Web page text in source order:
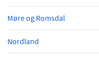
Møre og Romsdal
Nordland